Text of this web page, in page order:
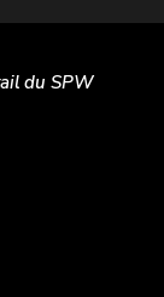
du SPW